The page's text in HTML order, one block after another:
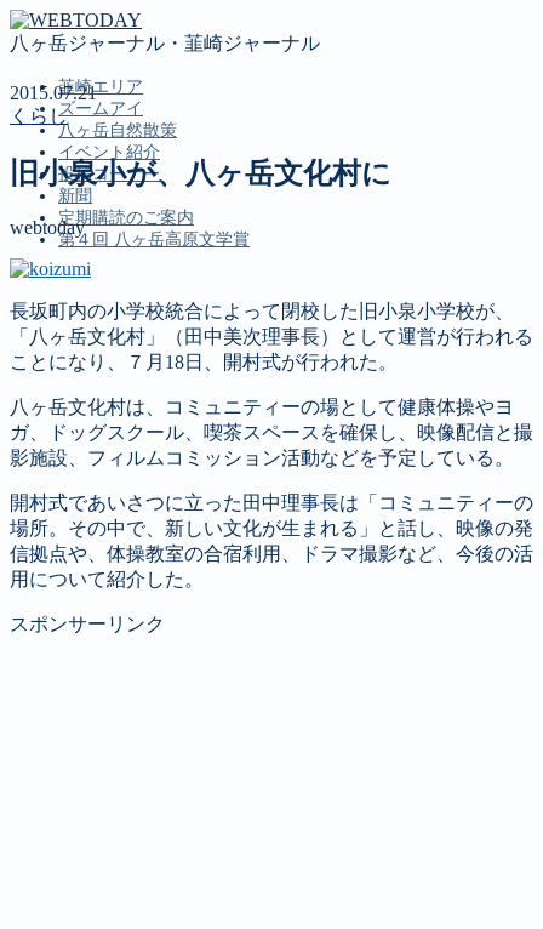
八ヶ岳ジャーナル・韮崎ジャーナル
韮崎エリア
ズームアイ
八ヶ岳自然散策
イベント紹介
投稿コーナー
新聞
定期購読のご案内
第４回 八ヶ岳高原文学賞
MENU
韮崎エリア
八ヶ岳自然散策
イベント紹介
投稿コーナー
定期購読のご案内
第４回 八ヶ岳高原文学賞
2015.07.21
くらし
旧小泉小が、八ヶ岳文化村に
webtoday
長坂町内の小学校統合によって閉校した旧小泉小学校が、
「八ヶ岳文化村」（田中美次理事長）として運営が行われる
ことになり、７月18日、開村式が行われた。
八ヶ岳文化村は、コミュニティーの場として健康体操やヨ
ガ、ドッグスクール、喫茶スペースを確保し、映像配信と撮
影施設、フィルムコミッション活動などを予定している。
開村式であいさつに立った田中理事長は「コミュニティーの
場所。その中で、新しい文化が生まれる」と話し、映像の発
信拠点や、体操教室の合宿利用、ドラマ撮影など、今後の活
用について紹介した。
スポンサーリンク